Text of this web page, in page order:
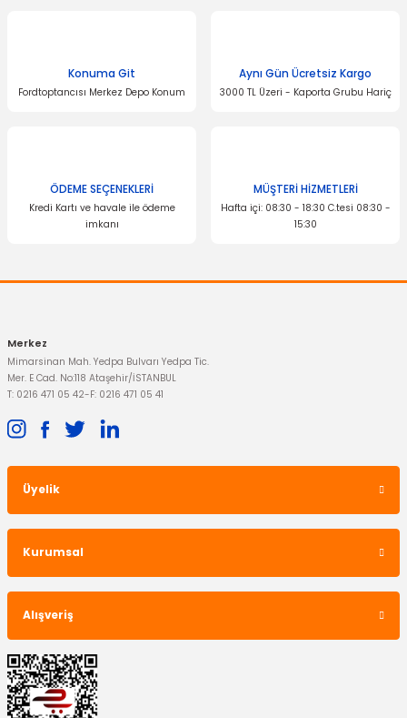
Konuma Git
Fordtoptancısı Merkez Depo Konum
Aynı Gün Ücretsiz Kargo
3000 TL Üzeri - Kaporta Grubu Hariç
ÖDEME SEÇENEKLERİ
Kredi Kartı ve havale ile ödeme
imkanı
MÜŞTERİ HİZMETLERİ
Hafta içi: 08:30 - 18:30 C.tesi 08:30 -
15:30
Merkez
Mimarsinan Mah. Yedpa Bulvarı Yedpa Tic.
Mer. E Cad. No:118 Ataşehir/İSTANBUL
T: 0216 471 05 42-F: 0216 471 05 41
Üyelik
Kurumsal
Alışveriş